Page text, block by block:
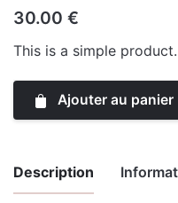
30.00 €
This is a simple product.
Ajouter au panier
Description